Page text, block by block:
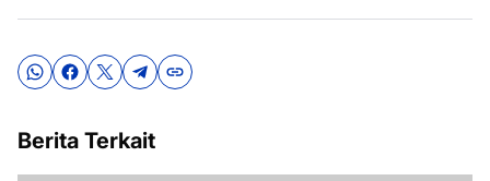
Berita Terkait